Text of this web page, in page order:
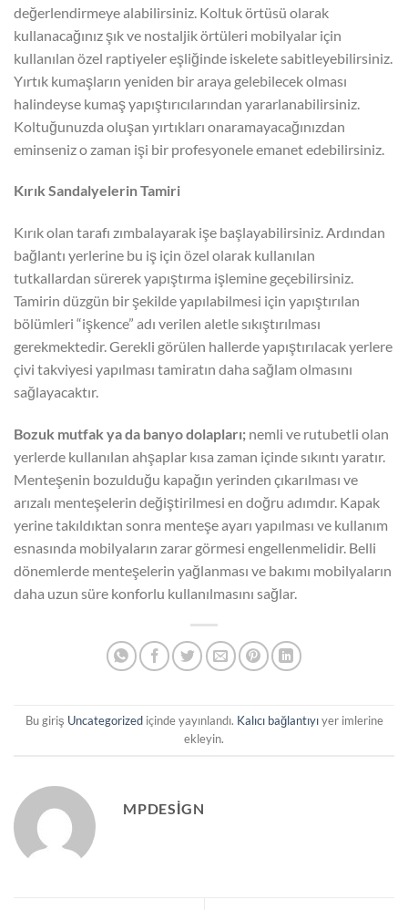
değerlendirmeye alabilirsiniz. Koltuk örtüsü olarak
kullanacağınız şık ve nostaljik örtüleri mobilyalar için
kullanılan özel raptiyeler eşliğinde iskelete sabitleyebilirsiniz.
Yırtık kumaşların yeniden bir araya gelebilecek olması
halindeyse kumaş yapıştırıcılarından yararlanabilirsiniz.
Koltuğunuzda oluşan yırtıkları onaramayacağınızdan
eminseniz o zaman işi bir profesyonele emanet edebilirsiniz.
Kırık Sandalyelerin Tamiri
Kırık olan tarafı zımbalayarak işe başlayabilirsiniz. Ardından
bağlantı yerlerine bu iş için özel olarak kullanılan
tutkallardan sürerek yapıştırma işlemine geçebilirsiniz.
Tamirin düzgün bir şekilde yapılabilmesi için yapıştırılan
bölümleri “işkence” adı verilen aletle sıkıştırılması
gerekmektedir. Gerekli görülen hallerde yapıştırılacak yerlere
çivi takviyesi yapılması tamiratın daha sağlam olmasını
sağlayacaktır.
Bozuk mutfak ya da banyo dolapları; nemli ve rutubetli olan
yerlerde kullanılan ahşaplar kısa zaman içinde sıkıntı yaratır.
Menteşenin bozulduğu kapağın yerinden çıkarılması ve
arızalı menteşelerin değiştirilmesi en doğru adımdır. Kapak
yerine takıldıktan sonra menteşe ayarı yapılması ve kullanım
esnasında mobilyaların zarar görmesi engellenmelidir. Belli
dönemlerde menteşelerin yağlanması ve bakımı mobilyaların
daha uzun süre konforlu kullanılmasını sağlar.
Bu giriş Uncategorizediçinde yayınlandı. Kalıcı bağlantıyıyer imlerine
ekleyin.
MPDESIGN